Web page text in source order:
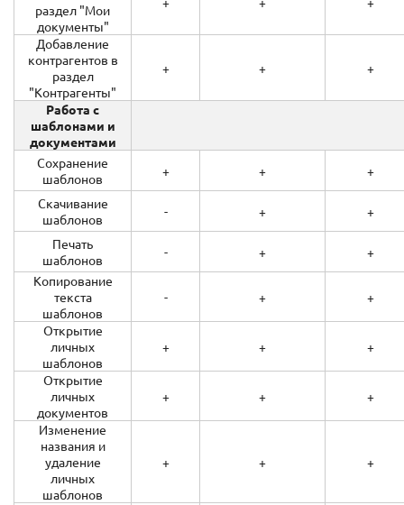
раздел "Мои
документы"
Добавление
контрагентов в
раздел
"Контрагенты"
+ + +
Работа с
шаблонами и
документами
Сохранение
шаблонов
+ +
+
Скачивание
шаблонов
- +
+
Печать
шаблонов
- +
+
Копирование
текста
шаблонов
- + +
Открытие
личных
шаблонов
+ + +
Открытие
личных
документов
+ + +
Изменение
названия и
удаление
личных
шаблонов
+ + +